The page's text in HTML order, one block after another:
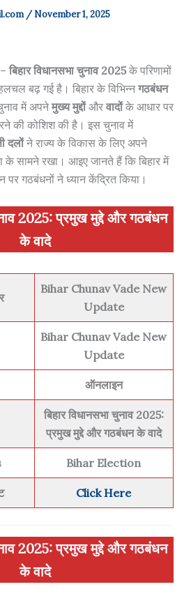
/November 1, 2025
बिहार विधानसभा चुनाव 2025के परिणामों
बढ़ गई है। बिहार के विभिन्नगठबंधन
में अपनेमुख्य मुद्दोंऔर वादोंके आधार पर
की कोशिश की है। इस चुनाव में
दलोंने राज्य के विकास के लिए अपने
सामने रखा। आइए जानते हैं कि बिहार में
पर गठबंधनों ने ध्यान केंद्रित किया।
2025: प्रमुख मुद्दे और गठबंधन
के वादे
Bihar Chunav Vade New
Update
Bihar Chunav Vade New
Update
ऑनलाइन
बिहार विधानसभा चुनाव 2025:
प्रमुख मुद्दे और गठबंधन के वादे
Bihar Election
Click Here
2025: प्रमुख मुद्दे और गठबंधन
के वादे